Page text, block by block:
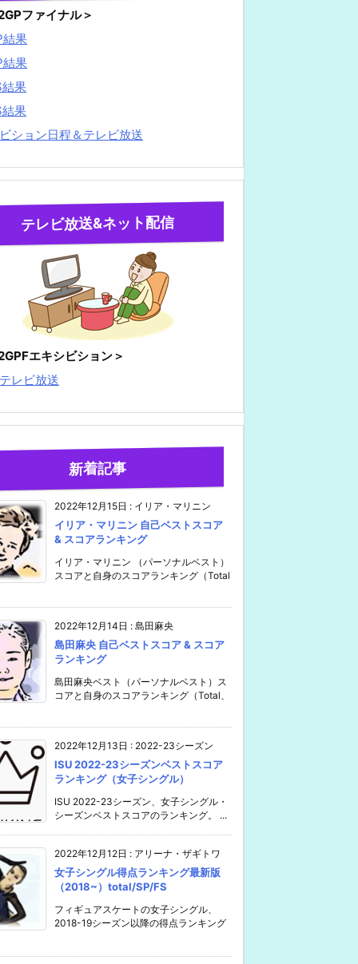
ファイナル＞
結果
結果
果
果
ション日程＆テレビ放送
テレビ放送&ネット配信
エキシビション＞
レビ放送
新着記事
2022年12月15日 : イリア・マリニン
イリア・マリニン 自己ベストスコア
& スコアランキング
イリア・マリニン （パーソナルベスト）
スコアと自身のスコアランキング（Total
2022年12月14日 : 島田麻央
島田麻央 自己ベストスコア & スコア
ランキング
島田麻央ベスト（パーソナルベスト）ス
コアと自身のスコアランキング（Total、
2022年12月13日 : 2022-23シーズン
ISU 2022-23シーズンベストスコア
ランキング（女子シングル）
ISU 2022-23シーズン、女子シングル・
シーズンベストスコアのランキング。 ...
2022年12月12日 : アリーナ・ザギトワ
女子シングル得点ランキング最新版
（2018~）total/SP/FS
フィギュアスケートの女子シングル、
2018-19シーズン以降の得点ランキング